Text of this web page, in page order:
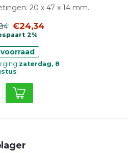
20 x 47 x 14 mm.
€24,34
2%
zaterdag, 8